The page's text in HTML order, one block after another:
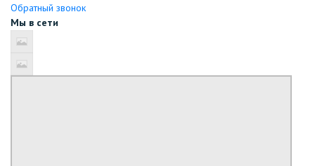
Обратный звонок
Мы в сети